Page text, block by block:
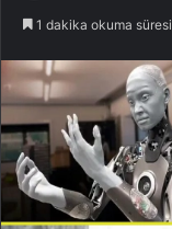
1 dakika okuma süresi